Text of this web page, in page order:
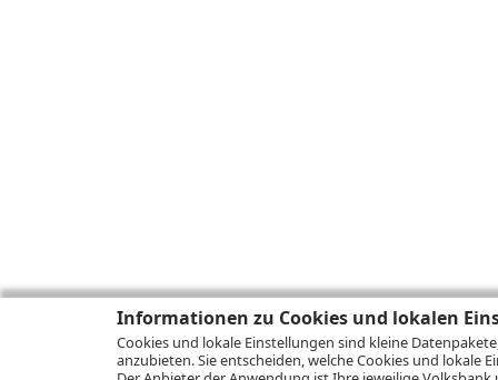
Informationen zu Cookies und lokalen
Cookies und lokale Einstellungen sind kleine
anzubieten. Sie entscheiden, welche Cookies und lokale